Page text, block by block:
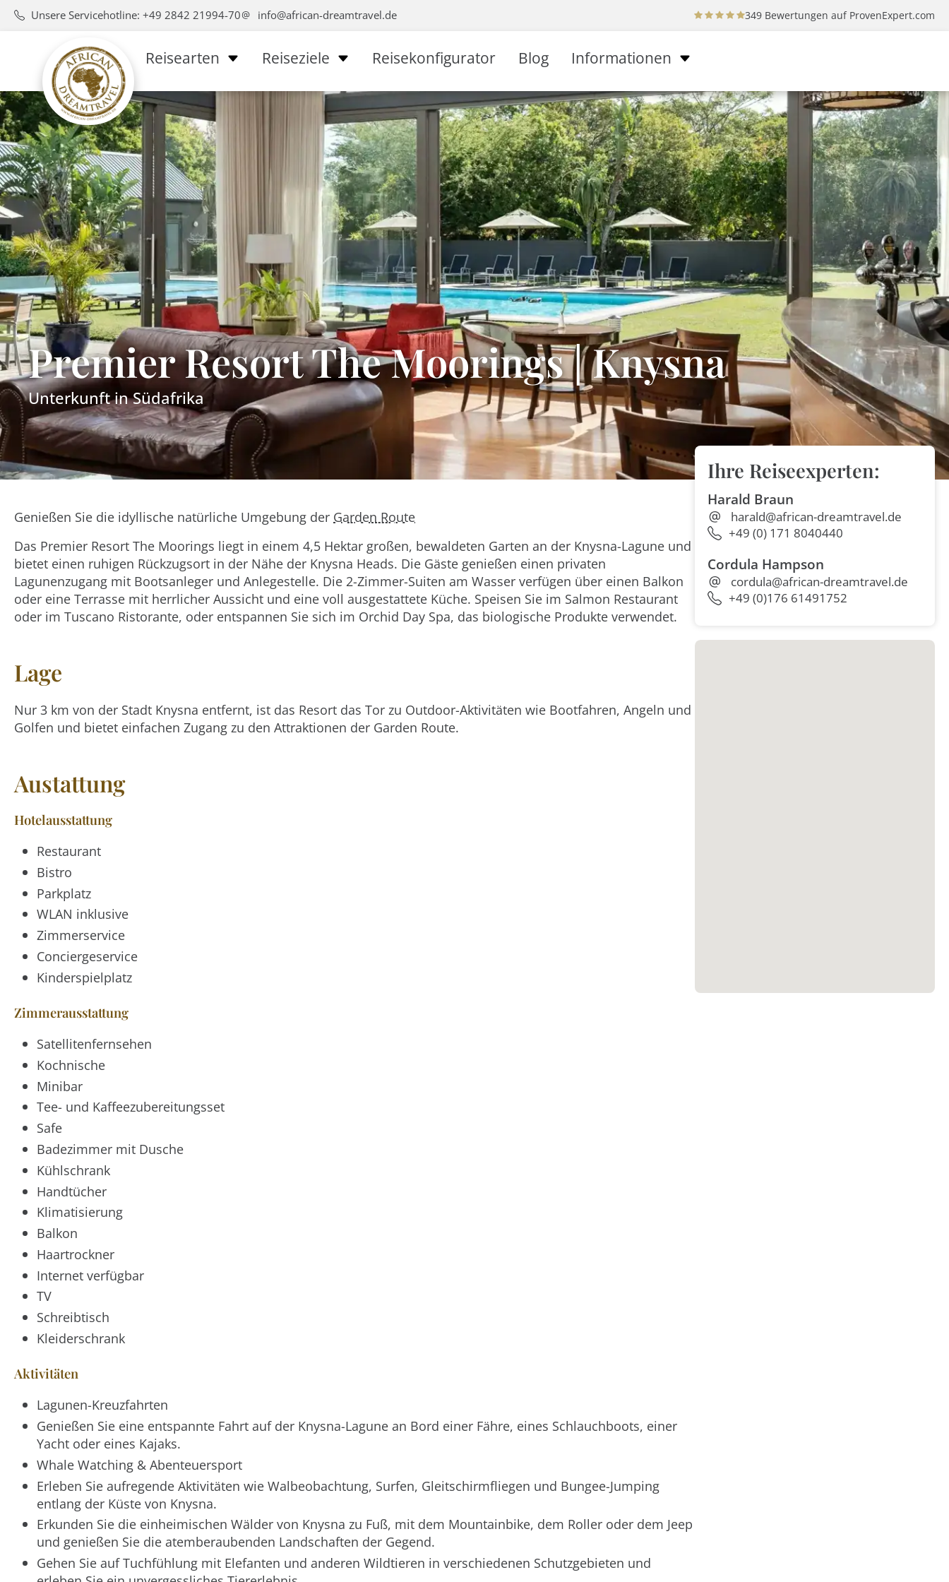
Unsere Servicehotline: +49 2842 21994-70 info@african-dreamtravel.de 349 Bewertungen auf ProvenExpert.com
Reisearten Reiseziele Reisekonfigurator Blog Informationen
Premier Resort The Moorings | Knysna
Unterkunft inSüdafrika
Genießen Sie die idyllische natürliche Umgebung der Garden Route
Das Premier Resort The Moorings liegt in einem 4,5 Hektar großen, bewaldeten Garten an der Knysna-Lagune und
bietet einen ruhigen Rückzugsort in der Nähe der Knysna Heads. Die Gäste genießen einen privaten
Lagunenzugang mit Bootsanleger und Anlegestelle. Die 2-Zimmer-Suiten am Wasser verfügen über einen Balkon
oder eine Terrasse mit herrlicher Aussicht und eine voll ausgestattete Küche. Speisen Sie im Salmon Restaurant
oder im Tuscano Ristorante, oder entspannen Sie sich im Orchid Day Spa, das biologische Produkte verwendet.
Lage
Nur 3 km von der Stadt Knysna entfernt, ist das Resort das Tor zu Outdoor-Aktivitäten wie Bootfahren, Angeln und
Golfen und bietet einfachen Zugang zu den Attraktionen der Garden Route.
Austattung
Hotelausstattung
Restaurant
Bistro
Parkplatz
WLAN inklusive
Zimmerservice
Conciergeservice
Kinderspielplatz
Zimmerausstattung
Satellitenfernsehen
Kochnische
Minibar
Tee- und Kaffeezubereitungsset
Safe
Badezimmer mit Dusche
Kühlschrank
Handtücher
Klimatisierung
Balkon
Haartrockner
Internet verfügbar
TV
Schreibtisch
Kleiderschrank
Aktivitäten
Lagunen-Kreuzfahrten
Genießen Sie eine entspannte Fahrt auf der Knysna-Lagune an Bord einer Fähre, eines Schlauchboots, einer
Yacht oder eines Kajaks.
Whale Watching & Abenteuersport
Erleben Sie aufregende Aktivitäten wie Walbeobachtung, Surfen, Gleitschirmfliegen und Bungee-Jumping
entlang der Küste von Knysna.
Erkunden Sie die einheimischen Wälder von Knysna zu Fuß, mit dem Mountainbike, dem Roller oder dem Jeep
und genießen Sie die atemberaubenden Landschaften der Gegend.
Gehen Sie auf Tuchfühlung mit Elefanten und anderen Wildtieren in verschiedenen Schutzgebieten und
Ihre Reiseexperten:
Harald Braun
harald@african-dreamtravel.de
+49 (0) 171 8040440
Cordula Hampson
cordula@african-dreamtravel.de
+49 (0)176 61491752